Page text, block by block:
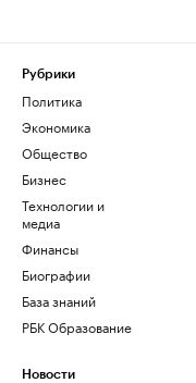
Рубрики
Политика
Экономика
Общество
Бизнес
Технологии и
медиа
Финансы
Биографии
База знаний
РБК Образование
Новости